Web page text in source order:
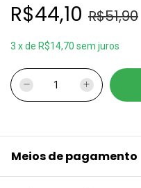
R$44,10 R$51,90
3 xde R$14,70 sem juros
Meios de pagamento